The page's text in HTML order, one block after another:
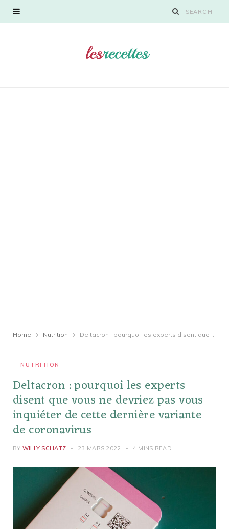
Home Nutrition Deltacron : pourquoi les experts disent que vous ne devriez pas vous inquiéter de cette dernière variante de coronavirus
NUTRITION
Deltacron : pourquoi les experts
disent que vous ne devriez pas vous
inquiéter de cette dernière variante
de coronavirus
BY WILLY SCHATZ 23 MARS 2022 4 MINS READ